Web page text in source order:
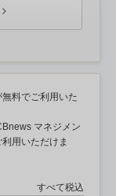
料でご利用いた
マネジメン
用いただけま
すべて税込